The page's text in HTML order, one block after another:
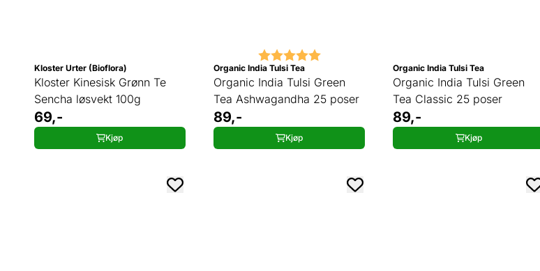
Kloster Urter (Bioflora)
Kloster Kinesisk Grønn Te
Sencha løsvekt 100g
69,-
Kjøp
Karakter: 5.0 av 5 mulige
Organic India Tulsi Tea
Organic India Tulsi Green
Tea Ashwagandha 25 poser
89,-
Kjøp
Organic India Tulsi Tea
Organic India Tulsi Green
Tea Classic 25 poser
89,-
Kjøp